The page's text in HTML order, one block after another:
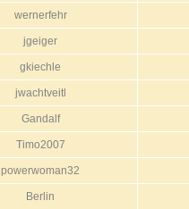
wernerfehr
jgeiger
gkiechle
jwachtveitl
Gandalf
Timo2007
powerwoman32
Berlin